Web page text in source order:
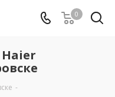
0
-